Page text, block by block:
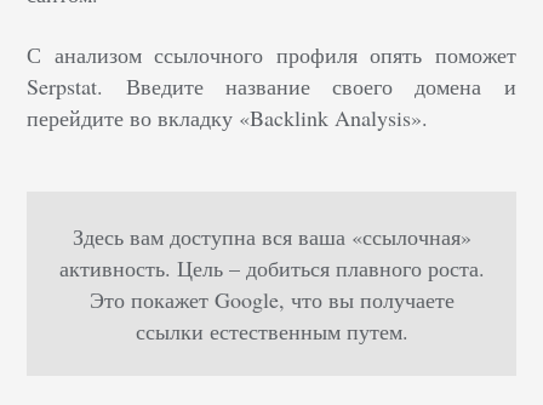
С анализом ссылочного профиля опять поможет
Serpstat. Введите название своего домена и
перейдите во вкладку «Backlink Analysis».
Здесь вам доступна вся ваша «ссылочная»
активность. Цель – добиться плавного роста.
Это покажет Google, что вы получаете
ссылки естественным путем.